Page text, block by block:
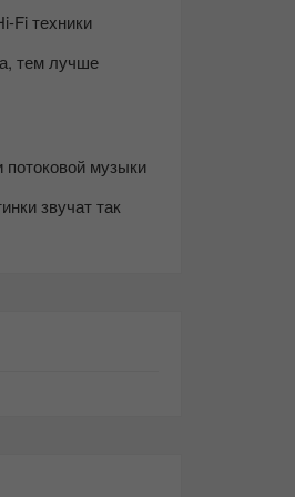
Fi техники
тем лучше
потоковой музыки
звучат так